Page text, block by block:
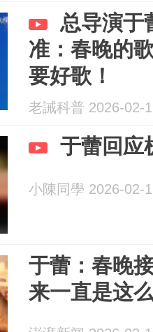
总导演于
准：春晚的
要好歌！
老誡科普 2026-02-
于蕾回应
小陳同學 2026-02-
于蕾：春晚
来一直是这